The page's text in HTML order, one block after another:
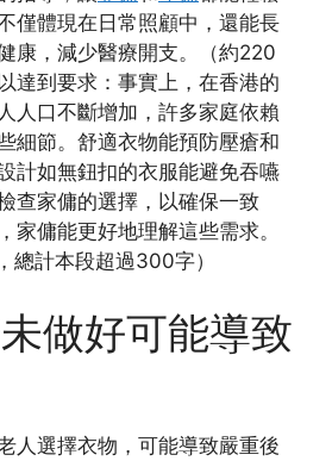
僅體現在日常照顧中，還能長
康，減少醫療開支。（約220
達到要求：事實上，在香港的
人口不斷增加，許多家庭依賴
細節。舒適衣物能預防壓瘡和
計如無鈕扣的衣服能避免吞嚥
查家傭的選擇，以確保一致
家傭能更好地理解這些需求。
總計本段超過300字）
做好可能導致
人選擇衣物，可能導致嚴重後